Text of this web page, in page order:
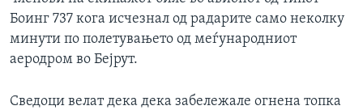
Јазици
Боинг 737 кога исчезнал од радарите само неколку
минути по полетувањето од меѓународниот
аеродром во Бејрут.
Сведоци велат дека дека забележале огнена топка